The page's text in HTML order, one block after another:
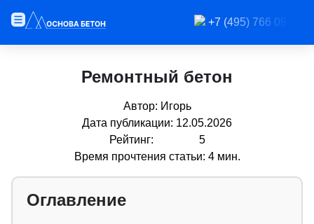
+7 (495) 766 09-91
Ремонтный бетон
Автор: Игорь
Дата публикации: 12.05.2026
Рейтинг:
5
Время прочтения статьи: 4 мин.
Оглавление